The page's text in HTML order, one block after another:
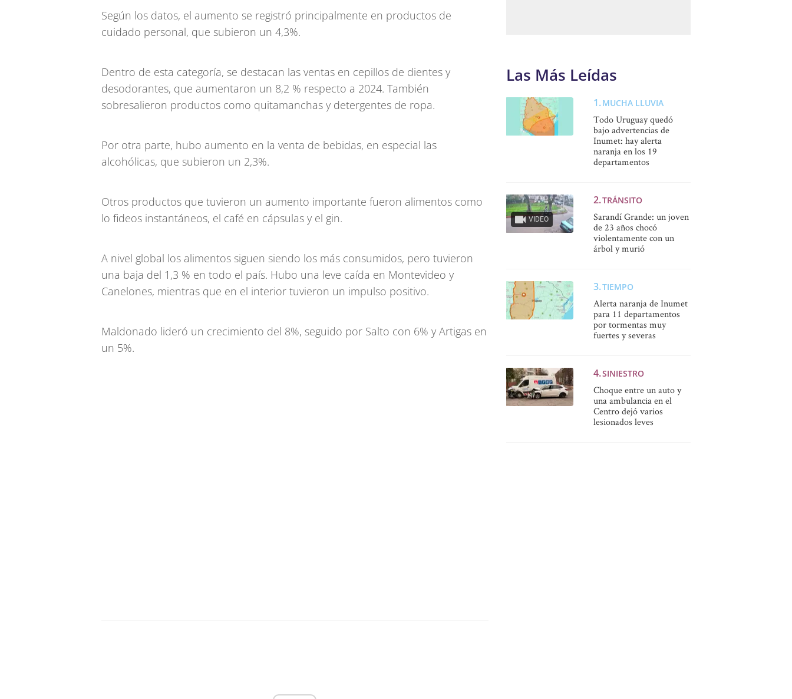
Según los datos, el aumento se registró principalmente en productos de
cuidado personal, que subieron un 4,3%.
Dentro de esta categoría, se destacan las ventas en cepillos de dientes y
desodorantes, que aumentaron un 8,2 % respecto a 2024. También
sobresalieron productos como quitamanchas y detergentes de ropa.
Por otra parte, hubo aumento en la venta de bebidas, en especial las
alcohólicas, que subieron un 2,3%.
Otros productos que tuvieron un aumento importante fueron alimentos como
lo fideos instantáneos, el café en cápsulas y el gin.
A nivel global los alimentos siguen siendo los más consumidos, pero tuvieron
una baja del 1,3 % en todo el país. Hubo una leve caída en Montevideo y
Canelones, mientras que en el interior tuvieron un impulso positivo.
Maldonado lideró un crecimiento del 8%, seguido por Salto con 6% y Artigas en
un 5%.
Las Más Leídas
MUCHA LLUVIA
Todo Uruguay quedó
bajo advertencias de
Inumet: hay alerta
naranja en los 19
departamentos
VIDEO
TRÁNSITO
Sarandí Grande: un joven
de 23 años chocó
violentamente con un
árbol y murió
TIEMPO
Alerta naranja de Inumet
para 11 departamentos
por tormentas muy
fuertes y severas
SINIESTRO
Choque entre un auto y
una ambulancia en el
Centro dejó varios
lesionados leves